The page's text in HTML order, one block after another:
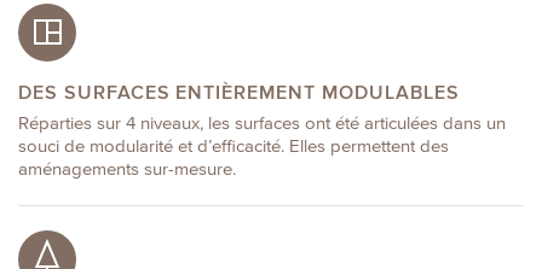
DES SURFACES ENTIÈREMENT MODULABLES
Réparties sur 4 niveaux, les surfaces ont été articulées dans un
souci de modularité et d’efficacité. Elles permettent des
aménagements sur-mesure.